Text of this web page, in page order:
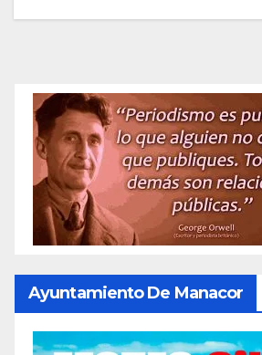
Ayuntamiento De Manacor